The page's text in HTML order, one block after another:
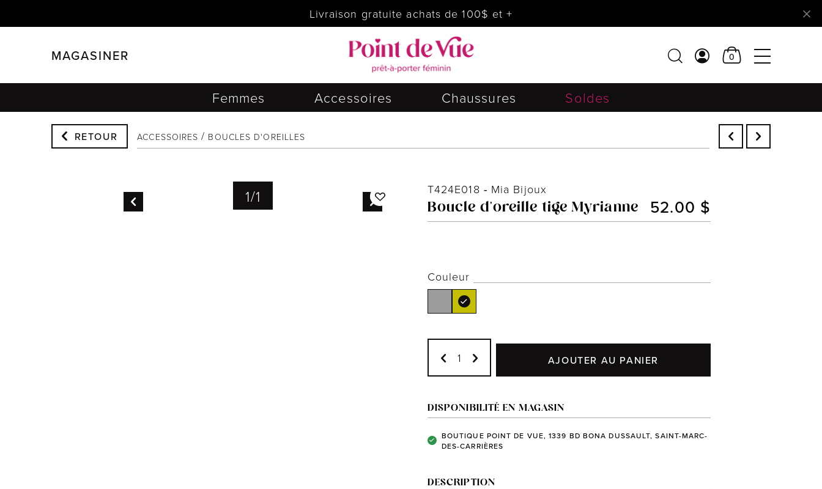
Livraison gratuite achats de 100$ et +
MAGASINER
FILTRER
0
Femmes Accessoires Chaussures Soldes
RETOUR ACCESSOIRES BOUCLES D'OREILLES
1/1 T424E018 - Mia Bijoux
Boucle d'oreille tige Myrianne 52.00 $
Couleur
AJOUTER AU PANIER
DISPONIBILITÉ EN MAGASIN
BOUTIQUE POINT DE VUE, 1339 BD BONA DUSSAULT, SAINT-MARC-
DES-CARRIÈRES
DESCRIPTION